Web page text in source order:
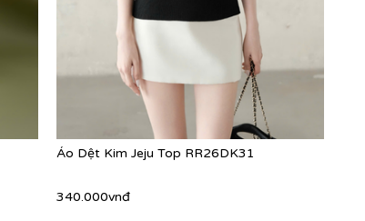
Áo Dệt Kim Jeju Top RR26DK31
340.000vnđ